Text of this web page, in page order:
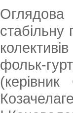
стабільну
фольк-
(керівник